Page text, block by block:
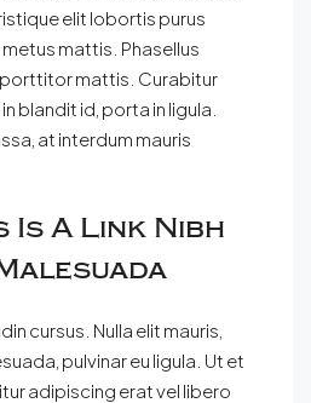
elit lobortis purus
mattis. Phasellus
mattis. Curabitur
blandit id, porta in ligula.
at interdum mauris
Is A Link Nibh
cursus. Nulla elit mauris,
pulvinar eu ligula. Ut et
adipiscing erat vel libero